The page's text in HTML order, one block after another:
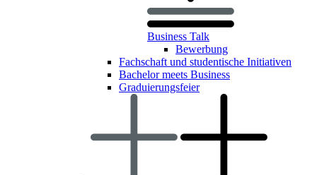
Business Talk
Bewerbung
Fachschaft und studentische Initiativen
Bachelor meets Business
Graduierungsfeier